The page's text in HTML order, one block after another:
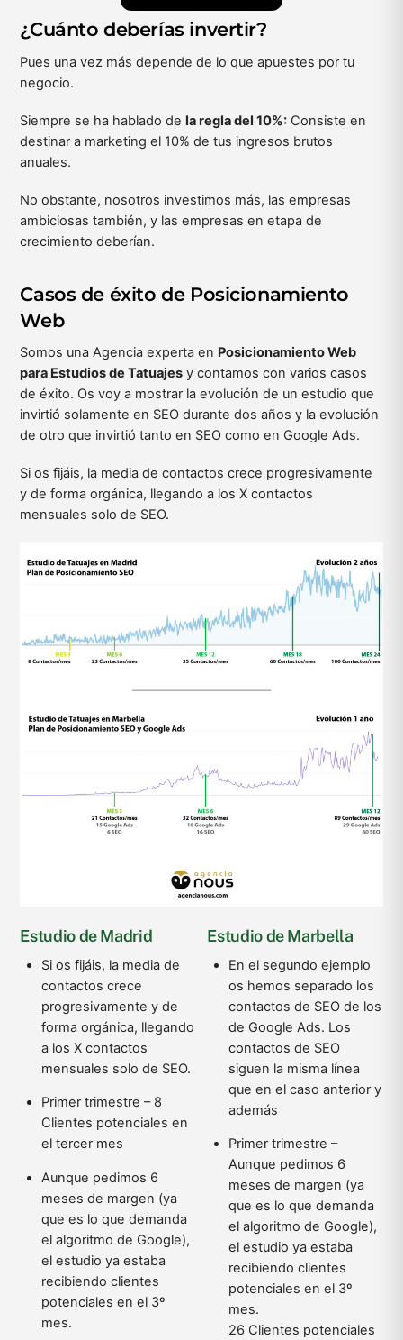
¿Cuánto deberías invertir?
Pues una vez más depende de lo que apuestes por tu
negocio.
Siempre se ha hablado dela regla del 10%: Consiste en
destinar a marketing el 10% de tus ingresos brutos
anuales.
No obstante, nosotros investimos más, las empresas
ambiciosas también, y las empresas en etapa de
crecimiento deberían.
Casos de éxito de Posicionamiento
Web
Somos una Agencia experta en Posicionamiento Web
para Estudios de Tatuajes y contamos con varios casos
de éxito. Os voy a mostrar la evolución de un estudio que
invirtió solamente en SEO durante dos años y la evolución
de otro que invirtió tanto en SEO como en Google Ads.
Si os fijáis, la media de contactos crece progresivamente
y de forma orgánica, llegando a los X contactos
mensuales solo de SEO.
Estudio de Madrid
Si os fijáis, la media de
contactos crece
progresivamente y de
forma orgánica, llegando
a los X contactos
mensuales solo de SEO.
Primer trimestre – 8
Clientes potenciales en
el tercer mes
Aunque pedimos 6
meses de margen (ya
que es lo que demanda
el algoritmo de Google),
el estudio ya estaba
recibiendo clientes
potenciales en el 3º
mes.
Estudio de Marbella
En el segundo ejemplo
os hemos separado los
contactos de SEO de los
de Google Ads. Los
contactos de SEO
siguen la misma línea
que en el caso anterior y
además
Primer trimestre –
Aunque pedimos 6
meses de margen (ya
que es lo que demanda
el algoritmo de Google),
el estudio ya estaba
recibiendo clientes
potenciales en el 3º
mes.
26 Clientes potenciales